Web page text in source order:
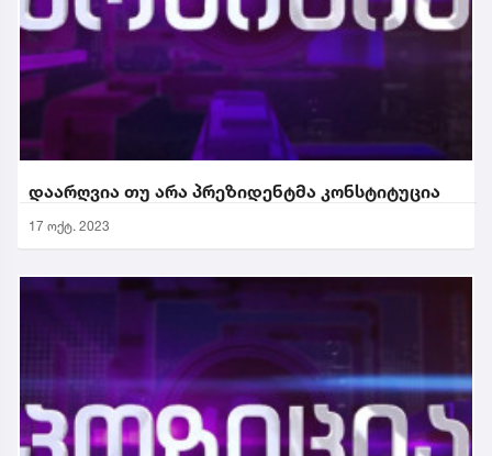
დაარღვია თუ არა პრეზიდენტმა კონსტიტუცია
17 ოქტ. 2023